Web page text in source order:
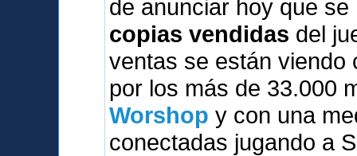
de anunciar hoy que
copias vendidas del
ventas se están viendo
por los más de 33.000
Worshop y con una
conectadas jugando a